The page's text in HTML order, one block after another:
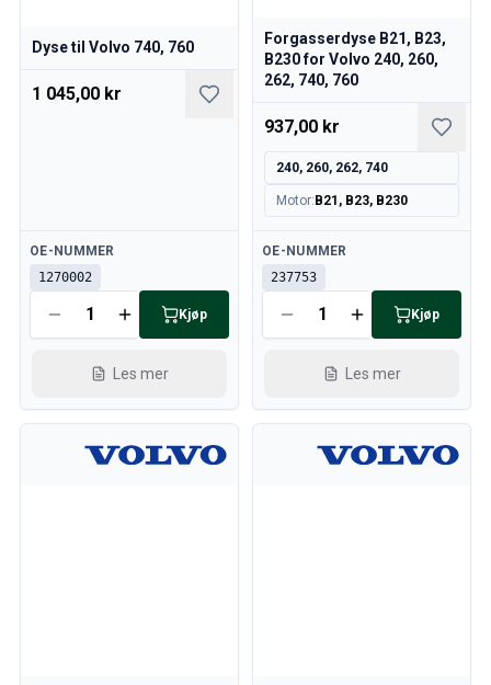
Dyse til Volvo 740, 760
1 045,00 kr
Tilgjengelig
OE-NUMMER
1270002
Kjøp
Les mer
Forgasserdyse B21, B23,
B230 for Volvo 240, 260,
262, 740, 760
937,00 kr
240, 260, 262, 740
Motor: B21, B23, B230
Tilgjengelig
OE-NUMMER
237753
Kjøp
Les mer